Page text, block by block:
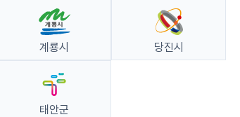
계룡시 당진시
태안군